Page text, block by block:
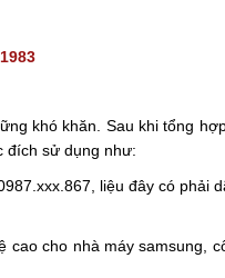
khó khăn. Sau khi tổng
đích sử dụng như:
liệu đây có phải
cho nhà máy samsung,